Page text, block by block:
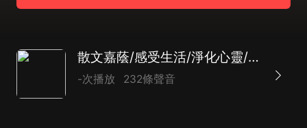
散文嘉蔭/感受生活/淨化心靈/回歸現實/追溯過去/精品多播
-次播放 232條聲音